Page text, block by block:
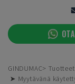
GINDUMAC Tuotteet
➤ Myytävänä